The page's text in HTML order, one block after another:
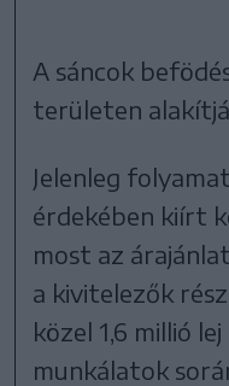
A sáncok
területen
Jelenleg
érdekében kiírt
most az
a kivitelezők
közel 1,6 millió
munkálatok